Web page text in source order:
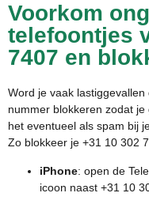
Voorkom
telefoontjes
7407 en
Word je vaak
nummer blokkeren zodat
het eventueel als spam bij
Zo blokkeer je +31 10 302
iPhone: open de
icoon naast +31 10